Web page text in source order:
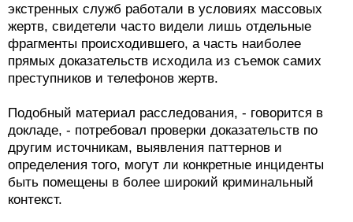
экстренных служб работали в условиях массовых
жертв, свидетели часто видели лишь отдельные
фрагменты происходившего, а часть наиболее
прямых доказательств исходила из съемок самих
преступников и телефонов жертв.
Подобный материал расследования, - говорится в
докладе, - потребовал проверки доказательств по
другим источникам, выявления паттернов и
определения того, могут ли конкретные инциденты
быть помещены в более широкий криминальный
контекст.